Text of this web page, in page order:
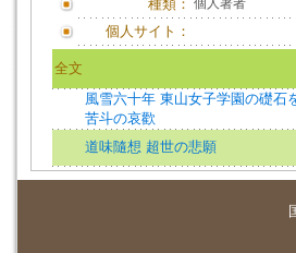
種類： 個人著者
個人サイト：
全文
風雪六十年 東山女子学園の礎石
苦斗の哀歡
道味隨想 超世の悲願